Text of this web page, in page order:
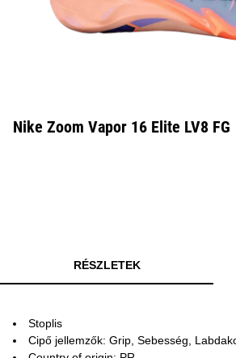
Nike Zoom Vapor 16 Elite LV8 FG
RÉSZLETEK
Stoplis
Cipő jellemzők: Grip, Sebesség,